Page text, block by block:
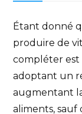
Étant donné
produire de
compléter est
adoptant un
augmentant
aliments, sauf